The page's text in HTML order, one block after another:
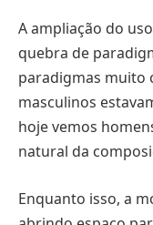
A ampliação do
quebra de
paradigmas muito
masculinos
hoje vemos
natural da
Enquanto isso, a